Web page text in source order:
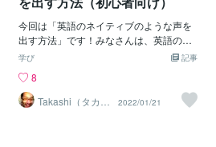
「母国語」だと思うのです。ところが、
日本以外の世界へ目を向けてみると、言
語の境界線がすなわち国境であることの
方が、むしろ少なかったりします。だか
どうこう述べることは困難であり、
「国」という文字が含まれている「母国
語」という単語を用いることについて、
今回は「英語のネイティブのような声を
出す方法」です！みなさんは、英語の音
読をしたり、実際に自分の発音を録音し
こかネイティブの声とは違う」と感じる
ことはないでしょうか？実は、あなたの
英語の発声をそういった「日本語式」か
記事
学び
8
Takashi（タカ
2022/01/21